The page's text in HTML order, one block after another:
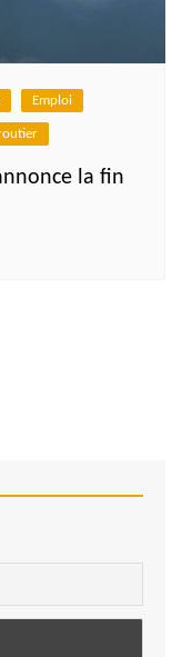
Emploi
la fin